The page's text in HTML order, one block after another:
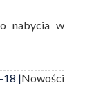
nabycia w
18 |Nowości